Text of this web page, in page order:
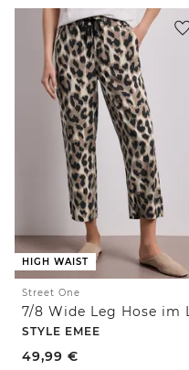
HIGH WAIST
Street One
STYLE EMEE
49,99 €